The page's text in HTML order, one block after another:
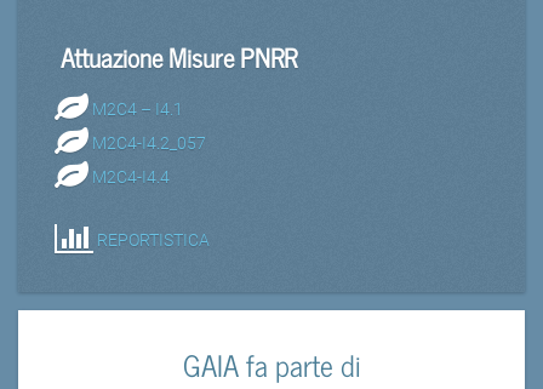
Attuazione Misure PNRR
M2C4 – I4.1
M2C4-I4.2_057
M2C4-I4.4
REPORTISTICA
GAIA fa parte di